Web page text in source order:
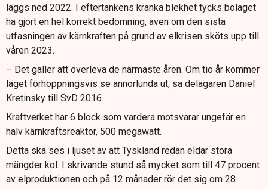
läggs ned 2022. I eftertankens kranka blekhet tycks bolaget
ha gjort en hel korrekt bedömning, även om den sista
utfasningen av kärnkraften på grund av elkrisen sköts upp till
våren 2023.
– Det gäller att överleva de närmaste åren. Om tio år kommer
läget förhoppningsvis se annorlunda ut, sa delägaren Daniel
Kretinsky till SvD 2016.
Kraftverket har 6 block som vardera motsvarar ungefär en
halv kärnkraftsreaktor, 500 megawatt.
Detta ska ses i ljuset av att Tyskland redan eldar stora
mängder kol. I skrivande stund så mycket som till 47 procent
av elproduktionen och på 12 månader rör det sig om 28